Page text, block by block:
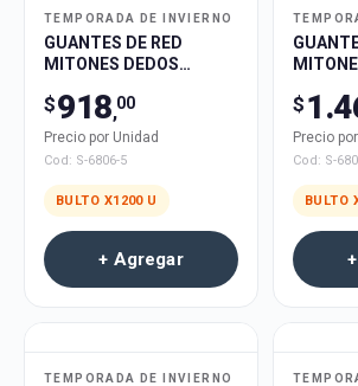
TEMPORADA DE INVIERNO
GUANTES DE RED
MITONES DEDOS
$918,00
Precio por Unidad
Cod: S-6806-5
BULTO X1200 U
+ Agregar
600U
$
Precio
Cod: S-
BULTO
TEMPORADA DE INVIERNO